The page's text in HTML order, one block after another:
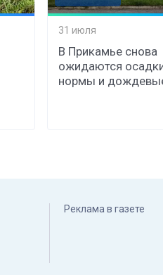
31 июля
В Прикамье снова
ожидаются
нормы и
Реклама в газете